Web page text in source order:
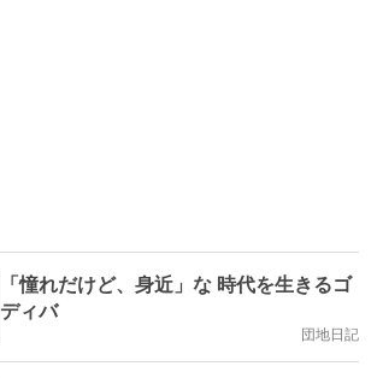
「憧れだけど、身近」な 時代を生きるゴ
ディバ
団地日記